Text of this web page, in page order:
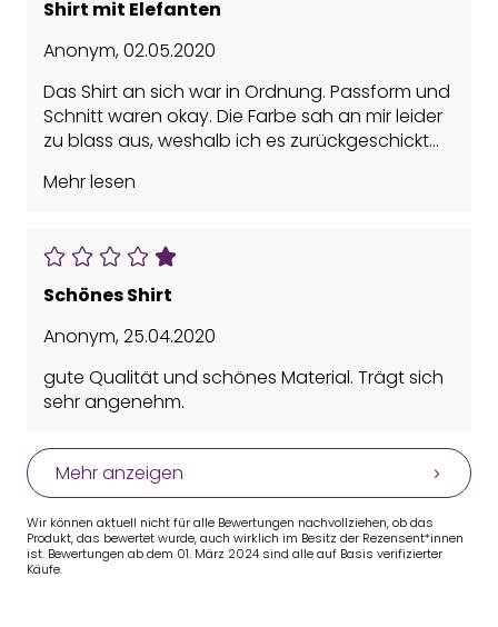
Shirt mit Elefanten
Anonym,02.05.2020
Das Shirt an sich war in Ordnung. Passform und
Schnitt waren okay. Die Farbe sah an mir leider
zu blass aus, weshalb ich es zurückgeschickt
Mehr lesen
Schönes Shirt
Anonym,25.04.2020
gute Qualität und schönes Material. Trägt sich
sehr angenehm.
Mehr anzeigen
Wir können aktuell nicht für alle Bewertungen nachvollziehen, ob das
Produkt, das bewertet wurde, auch wirklich im Besitz der Rezensent*innen
ist. Bewertungen ab dem 01. März 2024 sind alle auf Basis verifizierter
Käufe.